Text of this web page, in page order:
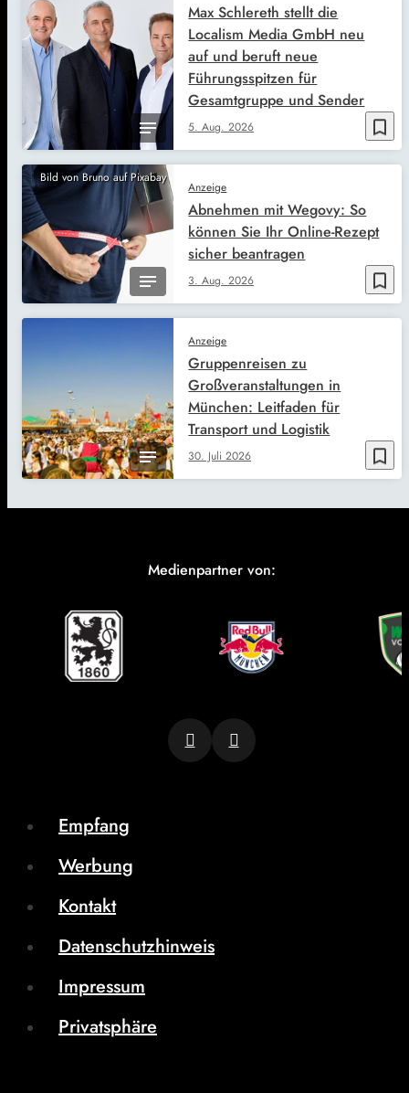
bookmark_border
5. Aug. 2026
Max Schlereth stellt die
Localism Media GmbH neu
auf und beruft neue
Führungsspitzen für
Gesamtgruppe und Sender
Bild von Bruno auf Pixabay
bookmark_border
Anzeige
3. Aug. 2026
Abnehmen mit Wegovy: So
können Sie Ihr Online-Rezept
sicher beantragen
bookmark_border
Anzeige
30. Juli 2026
Gruppenreisen zu
Großveranstaltungen in
München: Leitfaden für
Transport und Logistik
Medienpartner von:
Empfang
Werbung
Kontakt
Datenschutzhinweis
Impressum
Privatsphäre